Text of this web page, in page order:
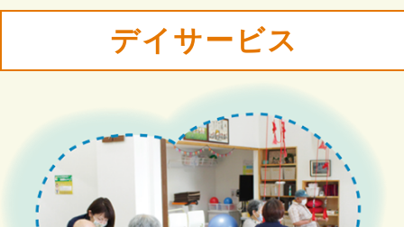
デイサービス